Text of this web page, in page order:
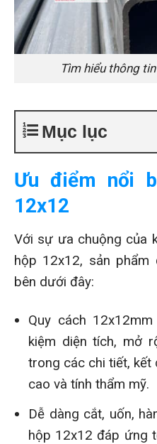
Tìm hiểu thông
Mục lục
Ưu điểm nổi
12x12
Với sự ưa chuộng của
hộp 12x12, sản
bên dưới đây:
Quy cách
kiệm diện tích, mở
trong các chi tiết, kết
cao và tính thẩm mỹ.
Dễ dàng cắt, uốn,
hộp 12x12 đáp ứng